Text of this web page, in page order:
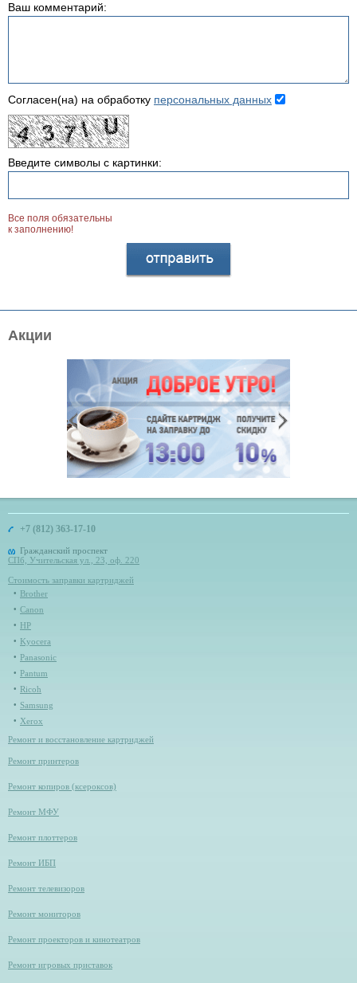
Акции
Ваш комментарий:
Согласен(на) на обработку персональных данных
Введите символы с картинки:
Все поля обязательны
к заполнению!
+7 (812) 363-17-10
Гражданский проспект
СПб, Учительская ул., 23, оф. 220
Стоимость заправки картриджей
Brother
Canon
HP
Kyocera
Panasonic
Pantum
Ricoh
Samsung
Xerox
Ремонт и восстановление картриджей
Ремонт принтеров
Ремонт копиров (ксероксов)
Ремонт МФУ
Ремонт плоттеров
Ремонт ИБП
Ремонт телевизоров
Ремонт мониторов
Ремонт проекторов и кинотеатров
Ремонт игровых приставок